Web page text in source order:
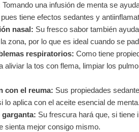
Tomando una infusión de menta se
tiene efectos sedantes y
nasal: Su fresco sabor también
zona, por lo que es ideal cuando se
respiratorios: Como tiene
aliviar la tos con flema, limpiar los
con el reuma: Sus propiedades
lo aplica con el aceite esencial de
Su frescura hará que, si tiene
sienta mejor consigo mismo.